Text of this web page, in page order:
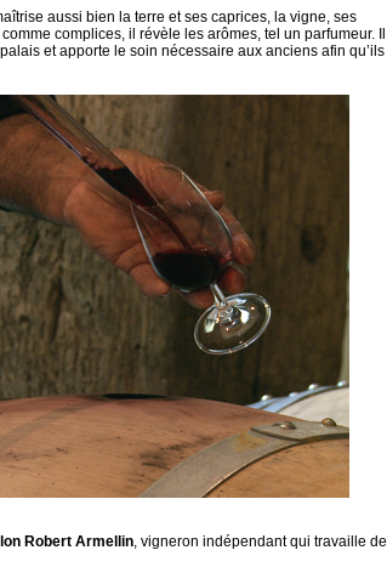
aussi bien la terre et ses caprices, la vigne, ses
complices, il révèle les arômes, tel un parfumeur. Il
et apporte le soin nécessaire aux anciens afin qu’ils
Robert Armellin, vigneron indépendant qui travaille de